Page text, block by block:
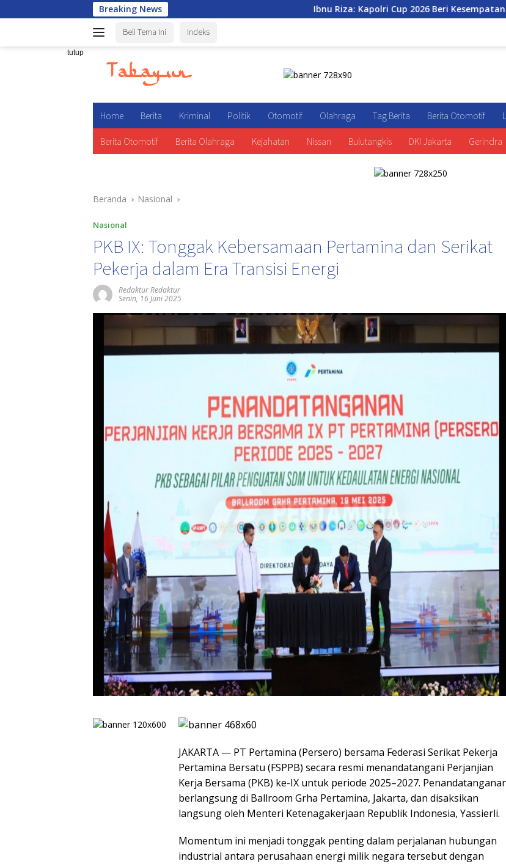
ke
Breaking News Ibnu Riza: Kapolri Cup 2026 Beri Kesempatan Talenta E-Sports
Beli Tema Ini
Indeks
tutup
Home Berita Kriminal Politik Otomotif Olahraga Tag Berita Berita Otomotif
Berita Otomotif Berita Olahraga Kejahatan Nissan Bulutangkis DKI Jakarta Gerindra
Beranda Nasional
Nasional
PKB IX: Tonggak Kebersamaan Pertamina dan Serikat
Pekerja dalam Era Transisi Energi
Redaktur Redaktur
Senin, 16 Juni 2025
JAKARTA — PT Pertamina (Persero) bersama Federasi Serikat Pekerja
Pertamina Bersatu (FSPPB) secara resmi menandatangani Perjanjian
Kerja Bersama (PKB) ke-IX untuk periode 2025–2027.
berlangsung di Ballroom Grha Pertamina, Jakarta, dan disaksikan
langsung oleh Menteri Ketenagakerjaan Republik Indonesia, Yassierli.
Momentum ini menjadi tonggak penting dalam perjalanan hubungan
industrial antara perusahaan energi milik negara tersebut dengan